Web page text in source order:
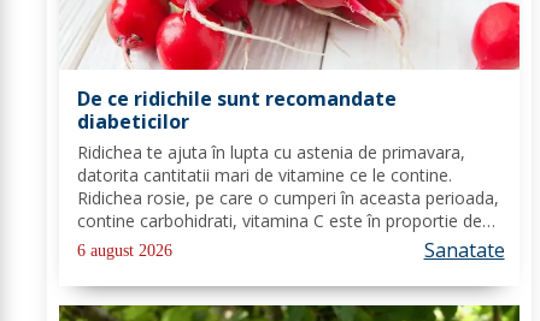
De ce ridichile sunt recomandate
diabeticilor
Ridichea te ajuta în lupta cu astenia de primavara,
datorita cantitatii mari de vitamine ce le contine.
Ridichea rosie, pe care o cumperi în aceasta perioada,
contine carbohidrati, vitamina C este în proportie de
25%, vitamina B, acid folic, potasiu, magneziu si multe
alte componente ce-ti sunt de...
6 august 2026 Sanatate